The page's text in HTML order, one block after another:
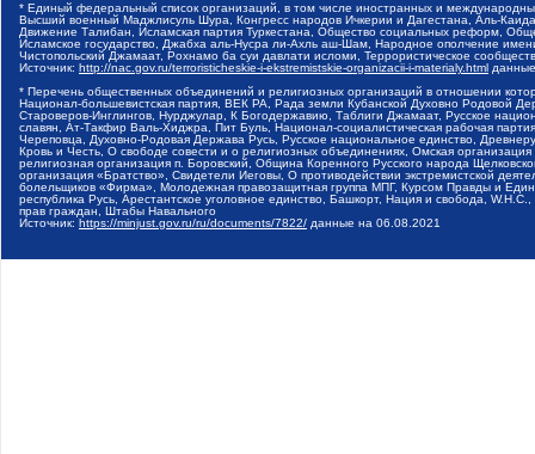
* Единый федеральный список организаций, в том числе иностранных и
Высший военный Маджлисуль Шура, Конгресс народов Ичкерии и Дагестана, Аль-
Движение Талибан, Исламская партия Туркестана, Общество социальных реформ,
Исламское государство, Джабха аль-Нусра ли-Ахль аш-Шам, Народное ополчение
Чистопольский Джамаат, Рохнамо ба суи давлати исломи, Террористическое
Источник: http://nac.gov.ru/terroristicheskie-i-ekstremistskie-organizacii-i-materialy.html
* Перечень общественных объединений и религиозных организаций в отношении
Национал-большевистская партия, ВЕК РА, Рада земли Кубанской Духовно Родовой
Староверов-Инглингов, Нурджулар, К Богодержавию, Таблиги Джамаат, Русское
славян, Ат-Такфир Валь-Хиджра, Пит Буль, Национал-социалистическая рабочая
Череповца, Духовно-Родовая Держава Русь, Русское национальное единство,
Кровь и Честь, О свободе совести и о религиозных объединениях, Омская
религиозная организация п. Боровский, Община Коренного Русского народа
организация «Братство», Свидетели Иеговы, О противодействии экстремистской
болельщиков «Фирма», Молодежная правозащитная группа МПГ, Курсом Правды и
республика Русь, Арестантское уголовное единство, Башкорт, Нация и свобода,
прав граждан, Штабы Навального
Источник: https://minjust.gov.ru/ru/documents/7822/ данные на 06.08.2021